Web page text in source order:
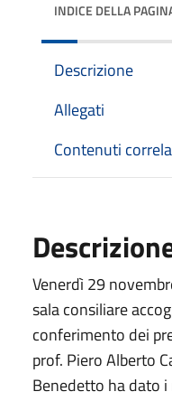
INDICE DELLA
Descrizione
Allegati
Contenuti
Venerdì 29
sala consiliare
conferimento dei
prof. Piero Alberto
Benedetto ha dato i